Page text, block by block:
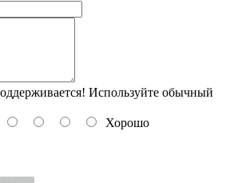
Используйте обычный
Хорошо